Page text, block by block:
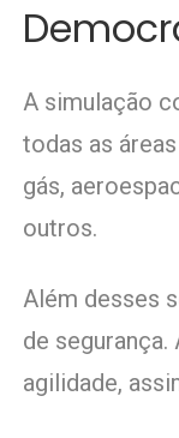
A simulação
todas as
gás,
outros.
Além desses
de
agilidade,